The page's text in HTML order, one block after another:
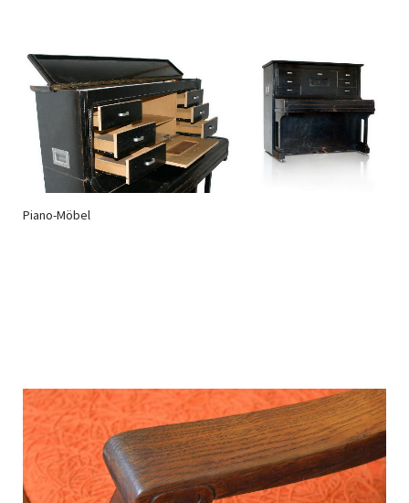
Piano-Möbel